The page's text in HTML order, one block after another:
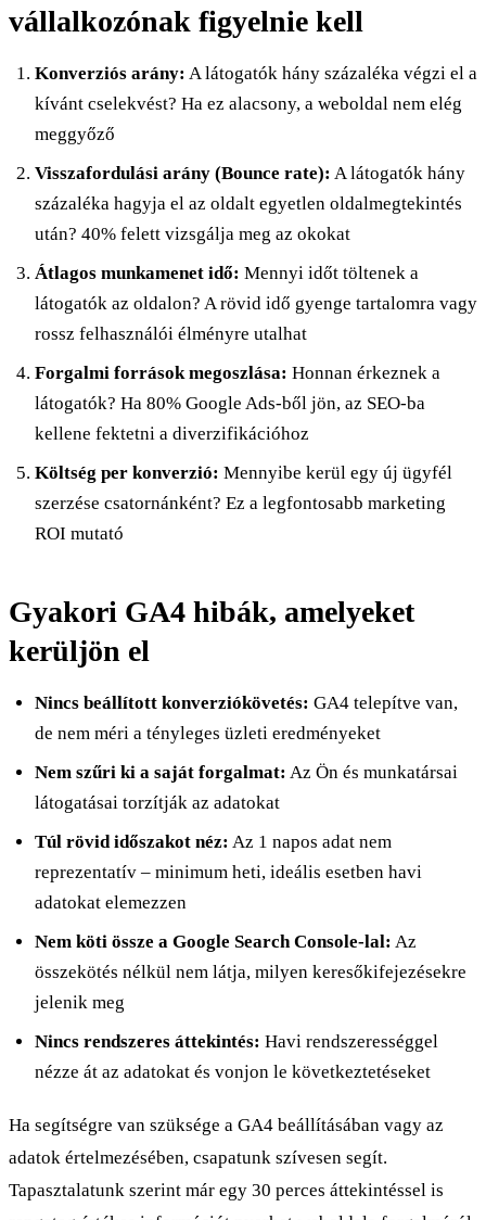
vállalkozónak figyelnie kell
Konverziós arány: A látogatók hány százaléka végzi el a
kívánt cselekvést? Ha ez alacsony, a weboldal nem elég
meggyőző
Visszafordulási arány (Bounce rate): A látogatók hány
százaléka hagyja el az oldalt egyetlen oldalmegtekintés
után? 40% felett vizsgálja meg az okokat
Átlagos munkamenet idő: Mennyi időt töltenek a
látogatók az oldalon? A rövid idő gyenge tartalomra vagy
rossz felhasználói élményre utalhat
Forgalmi források megoszlása: Honnan érkeznek a
látogatók? Ha 80% Google Ads-ből jön, az SEO-ba
kellene fektetni a diverzifikációhoz
Költség per konverzió: Mennyibe kerül egy új ügyfél
szerzése csatornánként? Ez a legfontosabb marketing
ROI mutató
Gyakori GA4 hibák, amelyeket
kerüljön el
Nincs beállított konverziókövetés: GA4 telepítve van,
de nem méri a tényleges üzleti eredményeket
Nem szűri ki a saját forgalmat: Az Ön és munkatársai
látogatásai torzítják az adatokat
Túl rövid időszakot néz: Az 1 napos adat nem
reprezentatív – minimum heti, ideális esetben havi
adatokat elemezzen
Nem köti össze a Google Search Console-lal: Az
összekötés nélkül nem látja, milyen keresőkifejezésekre
jelenik meg
Nincs rendszeres áttekintés: Havi rendszerességgel
nézze át az adatokat és vonjon le következtetéseket
Ha segítségre van szüksége a GA4 beállításában vagy az
adatok értelmezésében, csapatunk szívesen segít.
Tapasztalatunk szerint már egy 30 perces áttekintéssel is